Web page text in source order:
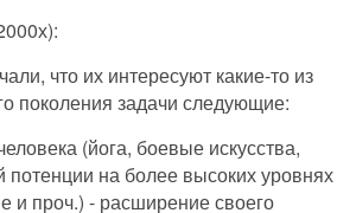
что их интересуют какие-то из
поколения задачи следующие:
(йога, боевые искусства,
потенции на более высоких уровнях
и проч.) - расширение своего